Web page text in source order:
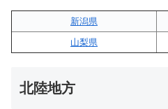
新潟県
山梨県
北陸地方